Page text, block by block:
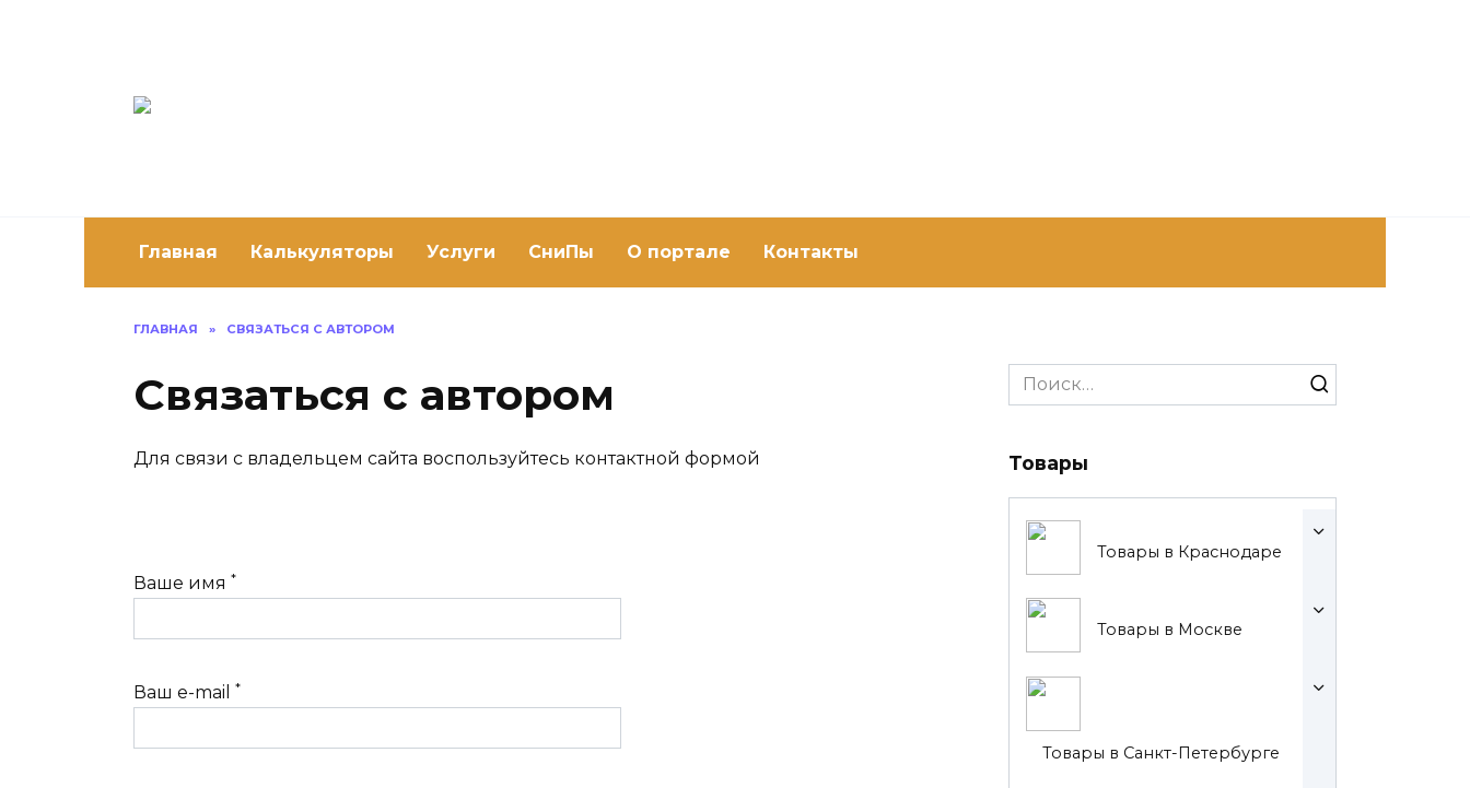
Главная Калькуляторы Услуги СниПы О портале Контакты
ГЛАВНАЯ » СВЯЗАТЬСЯ С АВТОРОМ
Связаться с автором
Для связи с владельцем сайта воспользуйтесь контактной формой
Ваше имя *
Ваш e-mail *
Search
for:
Товары
Товары в Краснодаре
Товары в Москве
Товары в Санкт-Петербурге